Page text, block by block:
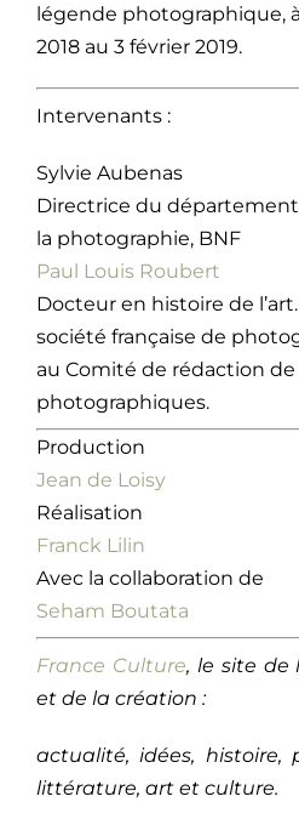
légende photographique,
2018 au 3 février 2019.
Intervenants :
Sylvie Aubenas
Directrice du
la photographie, BNF
Paul Louis Roubert
Docteur en histoire de
société française de
au Comité de rédaction
photographiques.
Production
Jean de Loisy
Réalisation
Franck Lilin
Avec la collaboration de
Seham Boutata
France Culture, le site de
et de la création :
actualité, idées, histoire,
littérature, art et culture.